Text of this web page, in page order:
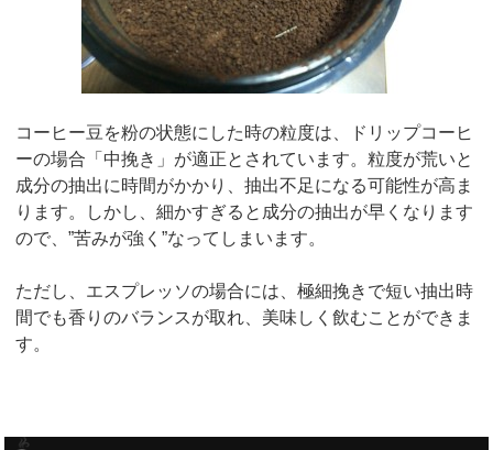
コーヒー豆を粉の状態にした時の粒度は、ドリップコーヒ
ーの場合「中挽き」が適正とされています。粒度が荒いと
成分の抽出に時間がかかり、抽出不足になる可能性が高ま
ります。しかし、細かすぎると成分の抽出が早くなります
ので、”苦みが強く”なってしまいます。
ただし、エスプレッソの場合には、極細挽きで短い抽出時
間でも香りのバランスが取れ、美味しく飲むことができま
す。